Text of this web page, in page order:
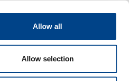
Allow all
Allow selection